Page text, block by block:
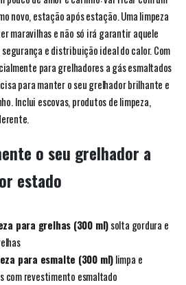
novo, estação após estação. Uma limpeza
maravilhas e não só irá garantir aquele
e distribuição ideal do calor. Com
para grelhadores a gás esmaltados
para manter o seu grelhador brilhante e
Inclui escovas, produtos de limpeza,
o seu grelhador a
estado
para grelhas (300 ml)solta gordura e
para esmalte (300 ml)limpa e
revestimento esmaltado